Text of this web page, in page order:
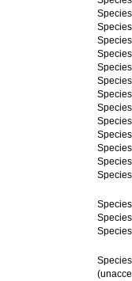
Species
Species
Species
Species
Species
Species
Species
Species
Species
Species
Species
Species
Species
Species
Species
Species
Species
(